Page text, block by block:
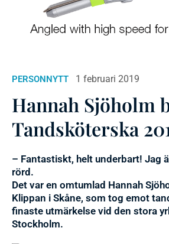
PERSONNYTT 1 februari 2019
Hannah Sjöholm
Tandsköterska
– Fantastiskt, helt underbart! Jag
rörd.
Det var en omtumlad Hannah
Klippan i Skåne, som tog emot
finaste utmärkelse vid den stora
Stockholm.